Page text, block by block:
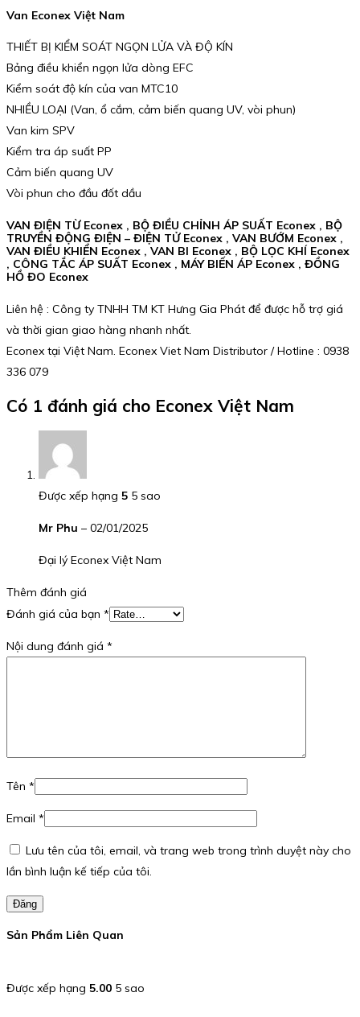
Van Econex Việt Nam
THIẾT BỊ KIỂM SOÁT NGỌN LỬA VÀ ĐỘ KÍN
Bảng điều khiển ngọn lửa dòng EFC
Kiểm soát độ kín của van MTC10
NHIỀU LOẠI (Van, ổ cắm, cảm biến quang UV, vòi phun)
Van kim SPV
Kiểm tra áp suất PP
Cảm biến quang UV
Vòi phun cho đầu đốt dầu
VAN ĐIỆN TỪ Econex , BỘ ĐIỀU CHỈNH ÁP SUẤT Econex , BỘ
TRUYỀN ĐỘNG ĐIỆN – ĐIỆN TỬ Econex , VAN BƯỚM Econex ,
VAN ĐIỀU KHIỂN Econex , VAN BI Econex , BỘ LỌC KHÍ Econex
, CÔNG TẮC ÁP SUẤT Econex , MÁY BIẾN ÁP Econex , ĐỒNG
HỒ ĐO Econex
Liên hệ : Công ty TNHH TM KT Hưng Gia Phát để được hỗ trợ giá
và thời gian giao hàng nhanh nhất.
Econex tại Việt Nam. Econex Viet Nam Distributor / Hotline : 0938
336 079
Có 1 đánh giá cho Econex Việt Nam
Được xếp hạng 5 5 sao
Mr Phu – 02/01/2025
Đại lý Econex Việt Nam
Thêm đánh giá
Đánh giá của bạn *
Nội dung đánh giá *
Tên *
Email *
Lưu tên của tôi, email, và trang web trong trình duyệt này cho
lần bình luận kế tiếp của tôi.
Đăng
Sản Phẩm Liên Quan
Được xếp hạng 5.00 5 sao